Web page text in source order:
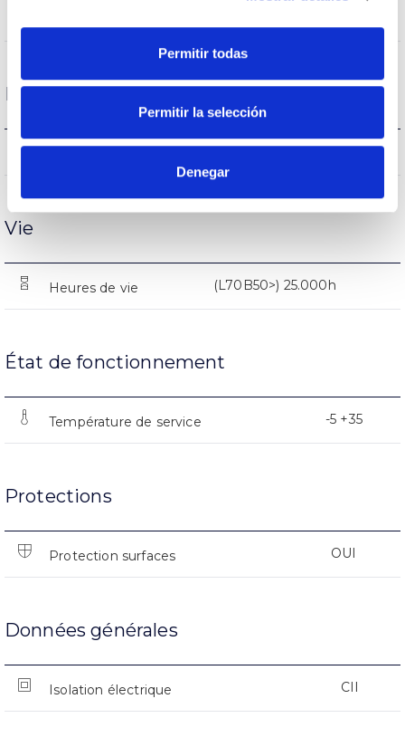
Permitir todas
Permitir la selección
Denegar
Performance
1811lm
Vie
Heures de vie (L70B50>) 25.000h
État de fonctionnement
Température de service -5 +35
Protections
Protection surfaces OUI
Données générales
Isolation électrique CII